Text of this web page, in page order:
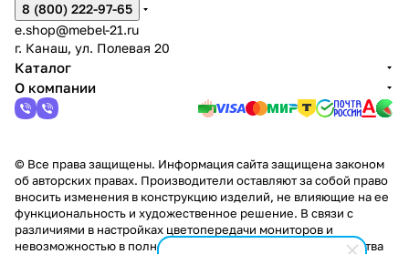
8 (800) 222-97-65
e.shop@mebel-21.ru
г. Канаш, ул. Полевая 20
Каталог
О компании
© Все права защищены. Информация сайта защищена законом
об авторских правах. Производители оставляют за собой право
вносить изменения в конструкцию изделий, не влияющие на ее
функциональность и художественное решение. В связи с
различиями в настройках цветопередачи мониторов и
невозможностью в полной мере передать некоторые свойства